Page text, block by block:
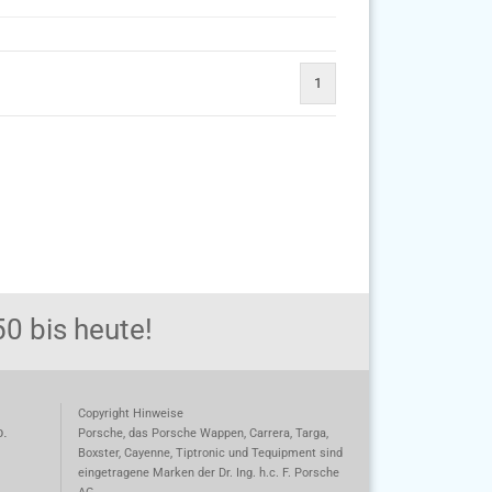
1
bis heute!
Copyright Hinweise
Porsche, das Porsche Wappen, Carrera, Targa,
Boxster, Cayenne, Tiptronic und Tequipment sind
eingetragene Marken der Dr. Ing. h.c. F. Porsche